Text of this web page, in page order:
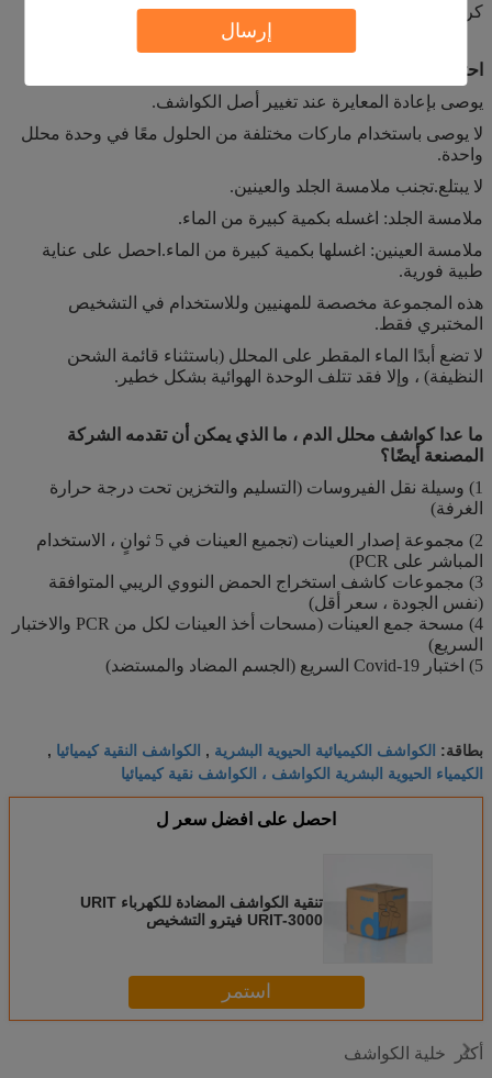
إرسال
كرتونية جديدة.
احتياطات
يوصى بإعادة المعايرة عند تغيير أصل الكواشف.
لا يوصى باستخدام ماركات مختلفة من الحلول معًا في وحدة محلل
واحدة.
لا يبتلع.تجنب ملامسة الجلد والعينين.
ملامسة الجلد: اغسله بكمية كبيرة من الماء.
ملامسة العينين: اغسلها بكمية كبيرة من الماء.احصل على عناية
طبية فورية.
هذه المجموعة مخصصة للمهنيين وللاستخدام في التشخيص
المختبري فقط.
لا تضع أبدًا الماء المقطر على المحلل (باستثناء قائمة الشحن
النظيفة) ، وإلا فقد تتلف الوحدة الهوائية بشكل خطير.
ما عدا كواشف محلل الدم ، ما الذي يمكن أن تقدمه الشركة
المصنعة أيضًا؟
1) وسيلة نقل الفيروسات (التسليم والتخزين تحت درجة حرارة
الغرفة)
2) مجموعة إصدار العينات (تجميع العينات في 5 ثوانٍ ، الاستخدام
المباشر على PCR)
3) مجموعات كاشف استخراج الحمض النووي الريبي المتوافقة
(نفس الجودة ، سعر أقل)
4) مسحة جمع العينات (مسحات أخذ العينات لكل من PCR والاختبار
السريع)
5) اختبار Covid-19 السريع (الجسم المضاد والمستضد)
بطاقة: الكواشف الكيميائية الحيوية البشرية , الكواشف النقية كيميائيا ,
الكيمياء الحيوية البشرية الكواشف ، الكواشف نقية كيميائيا
احصل على افضل سعر ل
تنقية الكواشف المضادة للكهرباء URIT
URIT-3000 فيترو التشخيص
استمر
أكثر خلية الكواشف